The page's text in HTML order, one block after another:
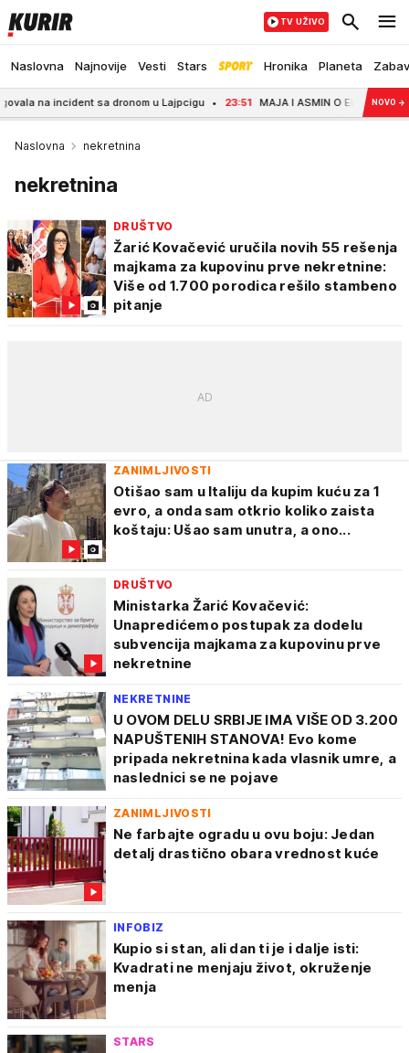
Naslovna Najnovije Vesti Stars Hronika Planeta
TV UŽIVO
incident sa dronom u Lajpcigu 23:51 MAJA I ASMIN O ELITI 10 Progovorili
NOVO →
Naslovna nekretnina
nekretnina
DRUŠTVO
Žarić Kovačević uručila novih 55 rešenja
majkama za kupovinu prve nekretnine:
Više od 1.700 porodica rešilo stambeno
pitanje
ZANIMLJIVOSTI
Otišao sam u Italiju da kupim kuću za 1
evro, a onda sam otkrio koliko zaista
koštaju: Ušao sam unutra, a ono...
DRUŠTVO
Ministarka Žarić Kovačević:
Unapredićemo postupak za dodelu
subvencija majkama za kupovinu prve
nekretnine
NEKRETNINE
U OVOM DELU SRBIJE IMA VIŠE OD 3.200
NAPUŠTENIH STANOVA! Evo kome
pripada nekretnina kada vlasnik umre, a
naslednici se ne pojave
ZANIMLJIVOSTI
Ne farbajte ogradu u ovu boju: Jedan
detalj drastično obara vrednost kuće
INFOBIZ
Kupio si stan, ali dan ti je i dalje isti:
Kvadrati ne menjaju život, okruženje
menja
STARS